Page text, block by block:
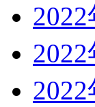
2022
2022
2022